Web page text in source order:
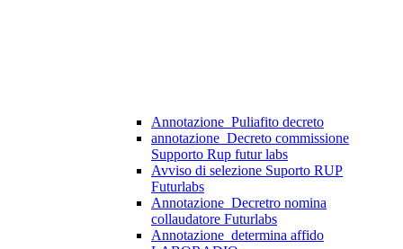
Annotazione_Puliafito decreto
annotazione_Decreto commissione
Supporto Rup futur labs
Avviso di selezione Suporto RUP
Futurlabs
Annotazione_Decretro nomina
collaudatore Futurlabs
Annotazione_determina affido